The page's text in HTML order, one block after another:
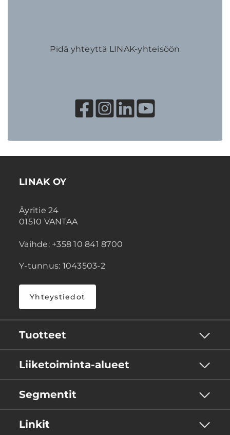
Pidä yhteyttä LINAK-yhteisöön
LINAK OY
Äyritie 24
01510 VANTAA
Vaihde: +358 10 841 8700
Y-tunnus: 1043503-2
Yhteystiedot
Tuotteet
Liiketoiminta-alueet
Segmentit
Linkit